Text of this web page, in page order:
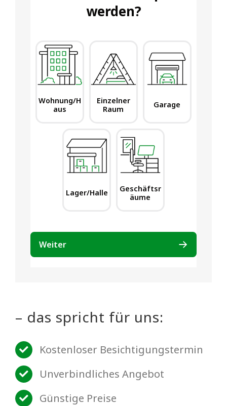
– das spricht für uns:
Kostenloser Besichtigungstermin
Unverbindliches Angebot
Günstige Preise